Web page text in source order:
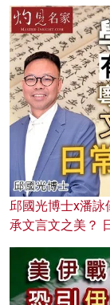
邱國光博士x潘詠
承文言文之美？